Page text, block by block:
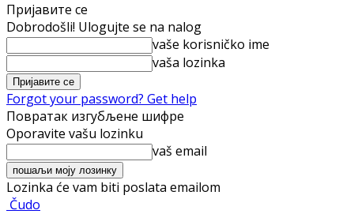
Пријавите се
Dobrodošli! Ulogujte se na nalog
vaše korisničko ime
vaša lozinka
Forgot your password? Get help
Повратак изгубљене шифре
Oporavite vašu lozinku
vaš email
Lozinka će vam biti poslata emailom
Čudo